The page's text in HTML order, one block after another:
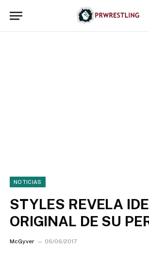
NOTICIAS
STYLES REVELA
ORIGINAL DE SU
McGyver 06/06/2017